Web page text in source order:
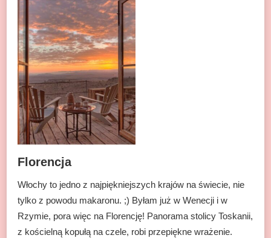
Florencja
Włochy to jedno z najpiękniejszych krajów na świecie, nie
tylko z powodu makaronu. ;) Byłam już w Wenecji i w
Rzymie, pora więc na Florencję! Panorama stolicy Toskanii,
z kościelną kopułą na czele, robi przepiękne wrażenie.